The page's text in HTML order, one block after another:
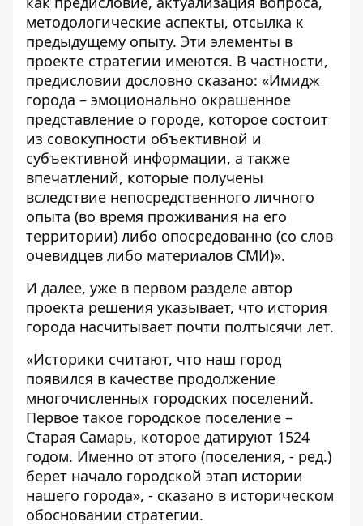
методологические аспекты, отсылка к
предыдущему опыту. Эти элементы в
проекте стратегии имеются. В частности,
предисловии дословно сказано: «Имидж
города – эмоционально окрашенное
представление о городе, которое состоит
из совокупности объективной и
субъективной информации, а также
впечатлений, которые получены
вследствие непосредственного личного
опыта (во время проживания на его
территории) либо опосредованно (со слов
очевидцев либо материалов СМИ)».
И далее, уже в первом разделе автор
проекта решения указывает, что история
города насчитывает почти полтысячи лет.
«Историки считают, что наш город
появился в качестве продолжение
многочисленных городских поселений.
Первое такое городское поселение –
Старая Самарь, которое датируют 1524
годом. Именно от этого (поселения, - ред.)
берет начало городской этап истории
нашего города», - сказано в историческом
обосновании стратегии.